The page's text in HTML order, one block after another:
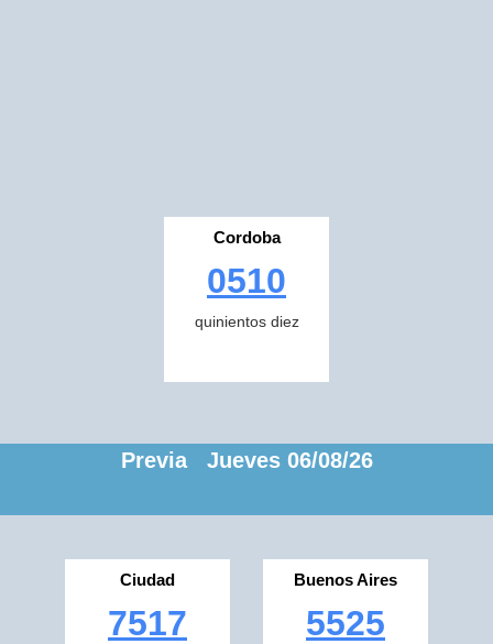
Cordoba
0510
quinientos diez
Previa Jueves 06/08/26
Ciudad
7517
Buenos Aires
5525